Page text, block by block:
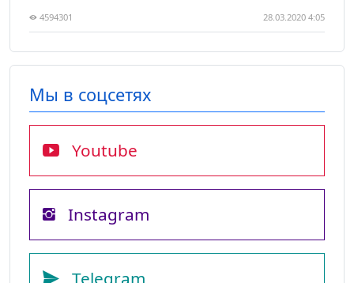
4594301 28.03.2020 4:05
Мы в соцсетях
Youtube
Instagram
Telegram